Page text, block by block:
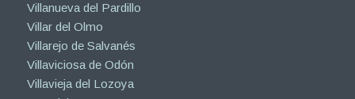
Villanueva del Pardillo
Villar del Olmo
Villarejo de Salvanés
Villaviciosa de Odón
Villavieja del Lozoya